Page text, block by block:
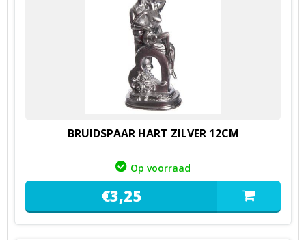
BRUIDSPAAR HART ZILVER 12CM
Op voorraad
€3,25